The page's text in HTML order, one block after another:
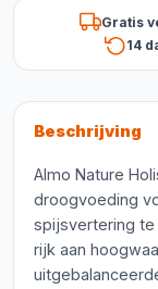
Gratis
14
Beschrijving
Almo Nature
droogvoeding
spijsvertering te
rijk aan